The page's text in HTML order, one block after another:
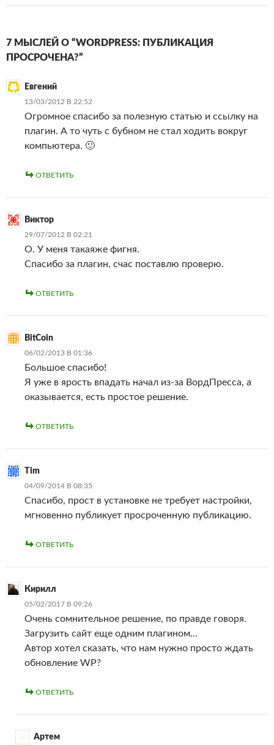
7 МЫСЛЕЙ О “WORDPRESS: ПУБЛИКАЦИЯ
ПРОСРОЧЕНА?”
Евгений
13/03/2012 В 22:52
Огромное спасибо за полезную статью и ссылку на
плагин. А то чуть с бубном не стал ходить вокруг
компьютера. 🙂
ОТВЕТИТЬ
Виктор
29/07/2012 В 02:21
О. У меня такаяже фигня.
Спасибо за плагин, счас поставлю проверю.
ОТВЕТИТЬ
BitCoin
06/02/2013 В 01:36
Большое спасибо!
Я уже в ярость впадать начал из-за ВордПресса, а
оказывается, есть простое решение.
ОТВЕТИТЬ
Tim
04/09/2014 В 08:35
Спасибо, прост в установке не требует настройки,
мгновенно публикует просроченную публикацию.
ОТВЕТИТЬ
Кирилл
05/02/2017 В 09:26
Очень сомнительное решение, по правде говоря.
Загрузить сайт еще одним плагином…
Автор хотел сказать, что нам нужно просто ждать
обновление WP?
ОТВЕТИТЬ
Артем